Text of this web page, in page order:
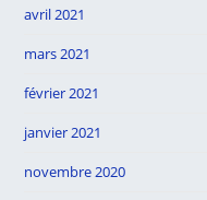
avril 2021
mars 2021
février 2021
janvier 2021
novembre 2020